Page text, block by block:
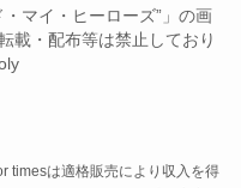
マイ・ヒーローズ”」の画
載・配布等は禁止しており
timesは適格販売により収入を得